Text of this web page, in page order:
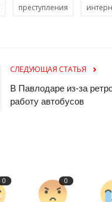
преступления
СЛЕДУЮЩАЯ СТАТЬЯ
В Павлодаре из-за
работу автобусов
0 0